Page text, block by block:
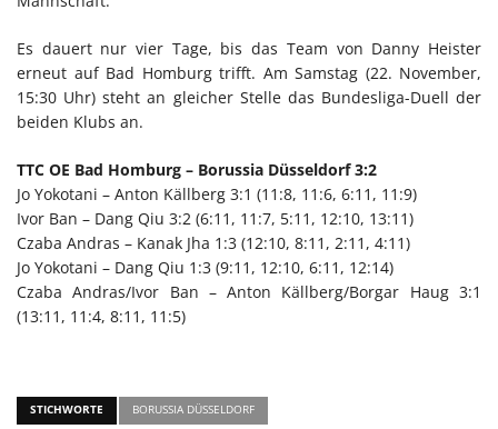
Es dauert nur vier Tage, bis das Team von Danny Heister
erneut auf Bad Homburg trifft. Am Samstag (22. November,
15:30 Uhr) steht an gleicher Stelle das Bundesliga-Duell der
beiden Klubs an.
TTC OE Bad Homburg – Borussia Düsseldorf 3:2
Jo Yokotani – Anton Källberg 3:1 (11:8, 11:6, 6:11, 11:9)
Ivor Ban – Dang Qiu 3:2 (6:11, 11:7, 5:11, 12:10, 13:11)
Czaba Andras – Kanak Jha 1:3 (12:10, 8:11, 2:11, 4:11)
Jo Yokotani – Dang Qiu 1:3 (9:11, 12:10, 6:11, 12:14)
Czaba Andras/Ivor Ban – Anton Källberg/Borgar Haug 3:1
(13:11, 11:4, 8:11, 11:5)
STICHWORTE BORUSSIA DÜSSELDORF